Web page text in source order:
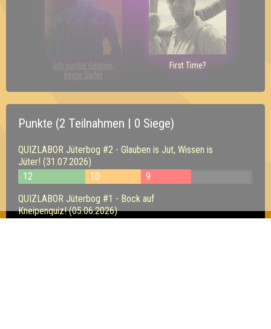
Ich suche Gegner,
keine Opfer
First Time?
Punkte (2 Teilnahmen | 0 Siege)
QUIZLABOR Jüterbog #2 - Glauben is Jut, Wissen is
Jüter! (31.07.2026)
12
10
9
QUIZLABOR Jüterbog #1 - Bock auf
Kneipenquiz! (05.06.2026)